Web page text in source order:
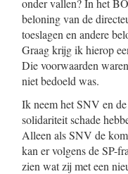
onder vallen? In het
beloning van de
toeslagen en andere
Graag krijg ik hierop
Die voorwaarden
niet bedoeld was.
Ik neem het SNV en
solidariteit schade
Alleen als SNV de
kan er volgens de SP-
zien wat zij met een